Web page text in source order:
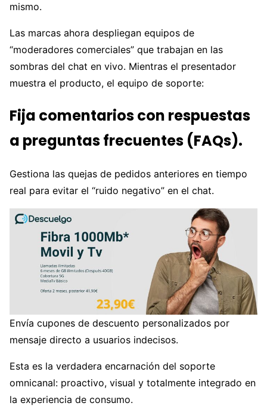
mismo.
Las marcas ahora despliegan equipos de
“moderadores comerciales” que trabajan en las
sombras del chat en vivo. Mientras el presentador
muestra el producto, el equipo de soporte:
Fija comentarios con respuestas
a preguntas frecuentes (FAQs).
Gestiona las quejas de pedidos anteriores en tiempo
real para evitar el “ruido negativo” en el chat.
Envía cupones de descuento personalizados por
mensaje directo a usuarios indecisos.
Esta es la verdadera encarnación del soporte
omnicanal: proactivo, visual y totalmente integrado en
la experiencia de consumo.